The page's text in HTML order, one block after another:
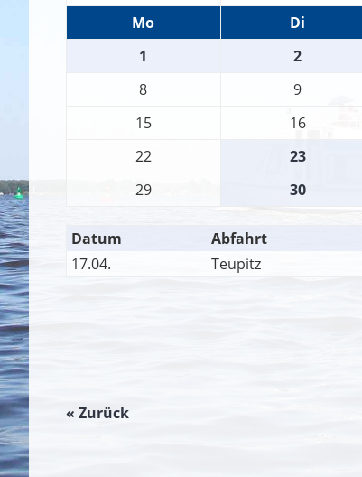
Mo
Di
1
2
8
9
15
16
22
23
29
30
Datum Abfahrt
17.04.
Teupitz
« Zurück